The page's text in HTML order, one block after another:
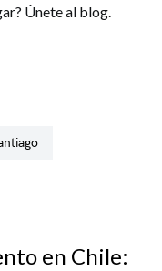
Únete al blog.
en Chile: